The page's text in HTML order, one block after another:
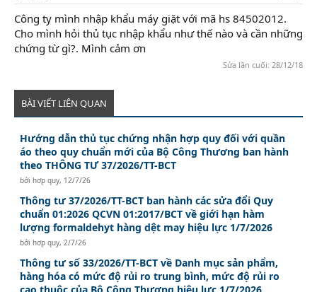
a
r
t
e
Công ty mình nhập khẩu máy giặt với mã hs 84502012.
Cho mình hỏi thủ tục nhập khẩu như thế nào và cần những
chứng từ gì?. Mình cảm ơn
Sửa lần cuối: 28/12/18
BÀI VIẾT LIÊN QUAN
Hướng dẫn thủ tục chứng nhận hợp quy đối với quần
áo theo quy chuẩn mới của Bộ Công Thương ban hành
theo THÔNG TƯ 37/2026/TT-BCT
bởihơp quy, 12/7/26
Thông tư 37/2026/TT-BCT ban hành các sửa đổi Quy
chuẩn 01:2026 QCVN 01:2017/BCT về giới hạn hàm
lượng formaldehyt hàng dệt may hiệu lực 1/7/2026
bởihơp quy,2/7/26
Thông tư số 33/2026/TT-BCT về Danh mục sản phẩm,
hàng hóa có mức độ rủi ro trung bình, mức độ rủi ro